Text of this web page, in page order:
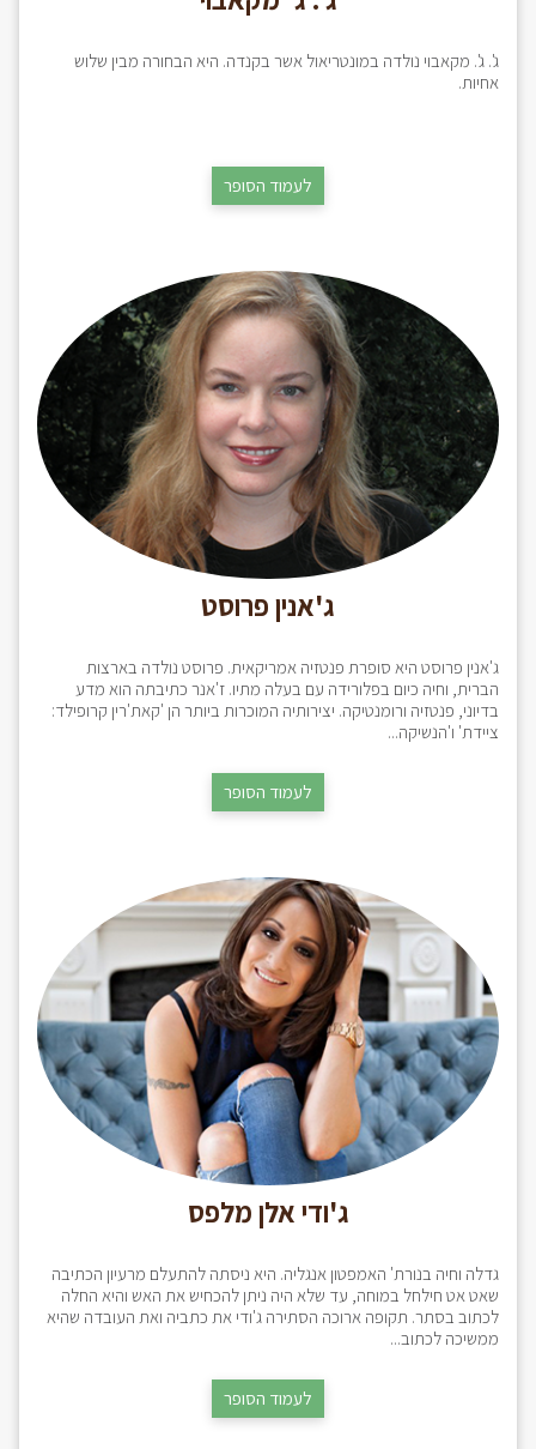
ג'. ג'. מקאבוי נולדה במונטריאול אשר בקנדה. היא הבחורה מבין שלוש
אחיות.
לעמוד הסופר
ג'אנין פרוסט
ג'אנין פרוסט היא סופרת פנטזיה אמריקאית. פרוסט נולדה בארצות
הברית, וחיה כיום בפלורידה עם בעלה מתיו. ז'אנר כתיבתה הוא מדע
בדיוני, פנטזיה ורומנטיקה. יצירותיה המוכרות ביותר הן 'קאת'רין קרופילד:
ציידת' ו'הנשיקה...
לעמוד הסופר
ג'ודי אלן מלפס
גדלה וחיה בנורת' האמפטון אנגליה. היא ניסתה להתעלם מרעיון הכתיבה
שאט אט חילחל במוחה, עד שלא היה ניתן להכחיש את האש והיא החלה
לכתוב בסתר. תקופה ארוכה הסתירה ג'ודי את כתביה ואת העובדה שהיא
ממשיכה לכתוב...
לעמוד הסופר